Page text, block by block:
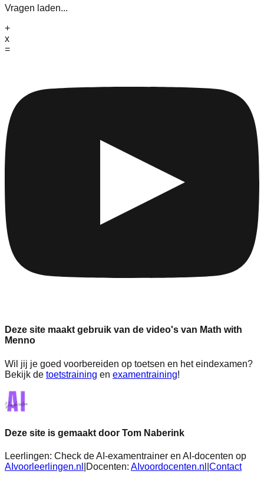
Vragen laden...
+
x
=
Deze site maakt gebruik van de video's van Math with
Menno
Wil jij je goed voorbereiden op toetsen en het eindexamen?
Bekijk de toetstraining en examentraining!
Deze site is gemaakt door Tom Naberink
Leerlingen: Check de AI-examentrainer en AI-docenten op
AIvoorleerlingen.nl
Docenten: AIvoordocenten.nl Contact